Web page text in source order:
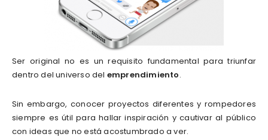
Ser original no es un requisito fundamental para triunfar
dentro del universo del emprendimiento.
Sin embargo, conocer proyectos diferentes y rompedores
siempre es útil para hallar inspiración y cautivar al público
con ideas que no está acostumbrado a ver.